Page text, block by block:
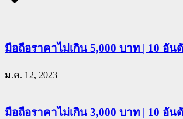
มือถือราคาไม่เกิน 5,000 บาท | 10 อั
ม.ค. 12, 2023
มือถือราคาไม่เกิน 3,000 บาท | 10 อั